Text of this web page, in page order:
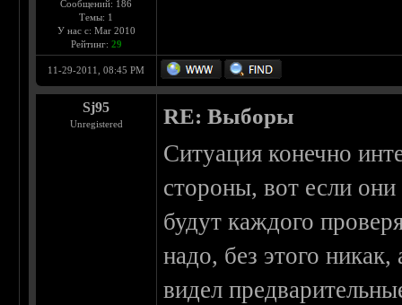
Сообщений: 186
Темы: 1
У нас с: Mar 2010
Рейтинг: 29
11-29-2011, 08:45 PM
Sj95
Unregistered RE: Выборы
Ситуация конечно
стороны, вот если
будут каждого
надо, без этого
видел